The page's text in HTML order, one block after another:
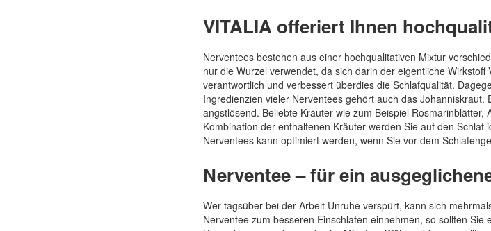
VITALIA offeriert Ihnen
Nerventees bestehen aus einer hochqualitativen Mixtur
nur die Wurzel verwendet, da sich darin der eigentliche
verantwortlich und verbessert überdies die Schlafqualität.
Ingredienzien vieler Nerventees gehört auch das
angstlösend. Beliebte Kräuter wie zum Beispiel
Kombination der enthaltenen Kräuter werden Sie auf den
Nerventees kann optimiert werden, wenn Sie vor dem
Nerventee – für ein
Wer tagsüber bei der Arbeit Unruhe verspürt, kann sich
Nerventee zum besseren Einschlafen einnehmen, so sollten